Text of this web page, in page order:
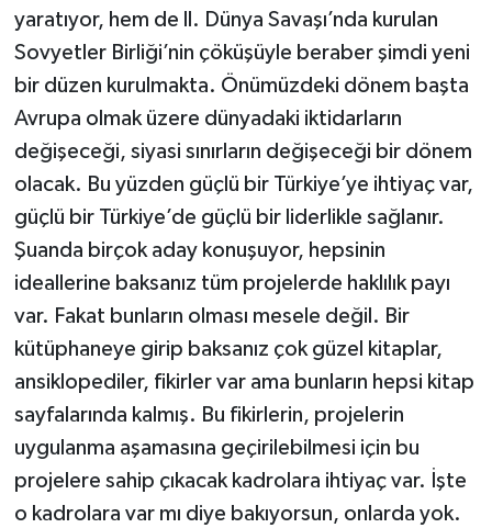
yaratıyor, hem de ll. Dünya Savaşı’nda kurulan
Sovyetler Birliği’nin çöküşüyle beraber şimdi yeni
bir düzen kurulmakta. Önümüzdeki dönem başta
Avrupa olmak üzere dünyadaki iktidarların
değişeceği, siyasi sınırların değişeceği bir dönem
olacak. Bu yüzden güçlü bir Türkiye’ye ihtiyaç var,
güçlü bir Türkiye’de güçlü bir liderlikle sağlanır.
Şuanda birçok aday konuşuyor, hepsinin
ideallerine baksanız tüm projelerde haklılık payı
var. Fakat bunların olması mesele değil. Bir
kütüphaneye girip baksanız çok güzel kitaplar,
ansiklopediler, fikirler var ama bunların hepsi kitap
sayfalarında kalmış. Bu fikirlerin, projelerin
uygulanma aşamasına geçirilebilmesi için bu
projelere sahip çıkacak kadrolara ihtiyaç var. İşte
o kadrolara var mı diye bakıyorsun, onlarda yok.